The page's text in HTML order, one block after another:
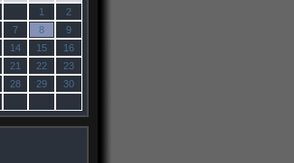
1
2
7 8
9
14 15
16
21 22
23
28 29
30